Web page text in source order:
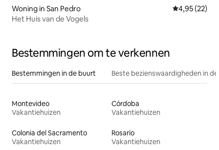
Woning in San Pedro Gemiddelde
4,95 (22)
Het Huis van de Vogels
Bestemmingen om te verkennen
Bestemmingen in de buurt Beste bezienswaardigheden in
Montevideo
Vakantiehuizen
Córdoba
Vakantiehuizen
Colonia del Sacramento
Vakantiehuizen
Rosario
Vakantiehuizen